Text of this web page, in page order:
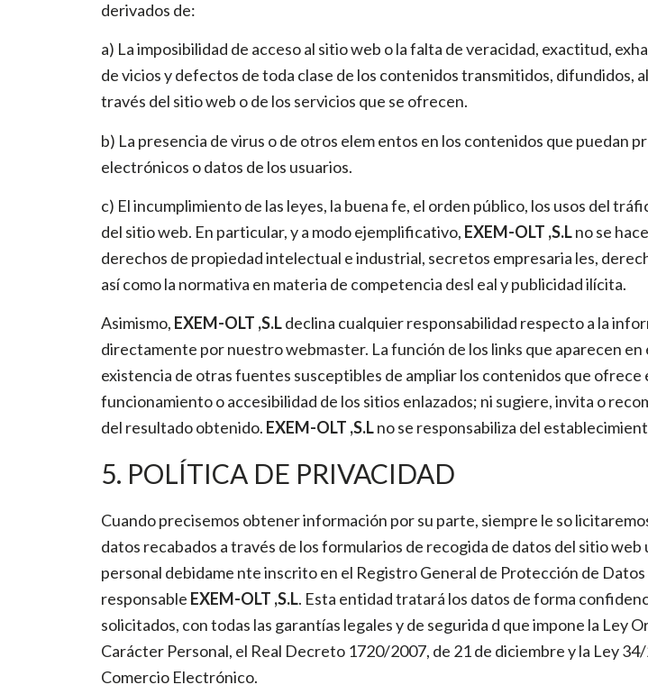
derivados de:
a) La imposibilidad de acceso al sitio web o la falta de veracidad, exactitud,
de vicios y defectos de toda clase de los contenidos transmitidos, difundidos,
través del sitio web o de los servicios que se ofrecen.
b) La presencia de virus o de otros elem entos en los contenidos que puedan
electrónicos o datos de los usuarios.
c) El incumplimiento de las leyes, la buena fe, el orden público, los usos del
del sitio web. En particular, y a modo ejemplificativo, EXEM-OLT ,S.Lno se
derechos de propiedad intelectual e industrial, secretos empresaria les,
así como la normativa en materia de competencia desl eal y publicidad ilícita.
Asimismo, EXEM-OLT ,S.Ldeclina cualquier responsabilidad respecto a la
directamente por nuestro webmaster. La función de los links que aparecen
existencia de otras fuentes susceptibles de ampliar los contenidos que ofrece
funcionamiento o accesibilidad de los sitios enlazados; ni sugiere, invita o
del resultado obtenido. EXEM-OLT ,S.Lno se responsabiliza del
5. POLÍTICA DE PRIVACIDAD
Cuando precisemos obtener información por su parte, siempre le so
datos recabados a través de los formularios de recogida de datos del sitio
personal debidame nte inscrito en el Registro General de Protección de
responsable EXEM-OLT ,S.L. Esta entidad tratará los datos de forma
solicitados, con todas las garantías legales y de segurida d que impone la Ley
Carácter Personal, el Real Decreto 1720/2007, de 21 de diciembre y la Ley
Comercio Electrónico.